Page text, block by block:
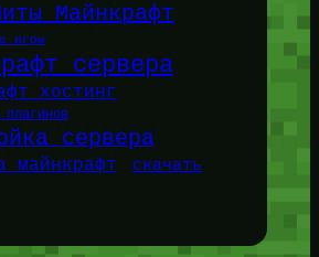
Майнкрафт
игры
сервера
хостинг
плагинов
сервера
майнкрафт скачать